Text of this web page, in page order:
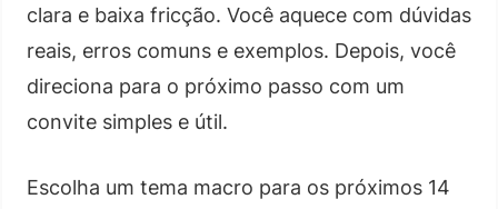
clara e baixa fricção. Você aquece com dúvidas
reais, erros comuns e exemplos. Depois, você
direciona para o próximo passo com um
convite simples e útil.
Escolha um tema macro para os próximos 14